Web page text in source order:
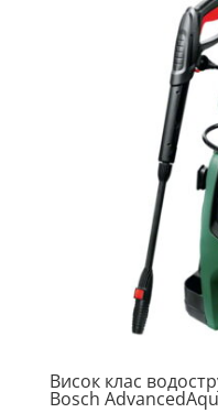
Висок клас
Bosch